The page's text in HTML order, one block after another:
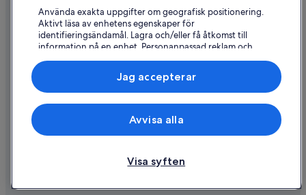
Återbetalningsprocess och tidslinjer
Boka ett flyg med flygbolagskredit
Internationella resedokument
© 2026 Expedia, Inc., ett företag i Expedia Group. Med ensamrätt.
Expedia och Expedias logotyp är varumärken eller registrerade
Använda exakta uppgifter om geografisk positionering.
Aktivt läsa av enhetens egenskaper för
identifieringsändamål. Lagra och/eller få åtkomst till
information på en enhet. Personanpassad reklam och
innehåll, reklam- och innehållsmätning, forskning
Lista över partner (leverantörer)
Visa syften
Avvisa alla
Jag accepterar